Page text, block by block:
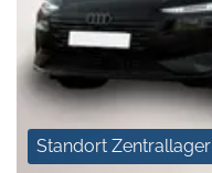
Standort Zentrallager